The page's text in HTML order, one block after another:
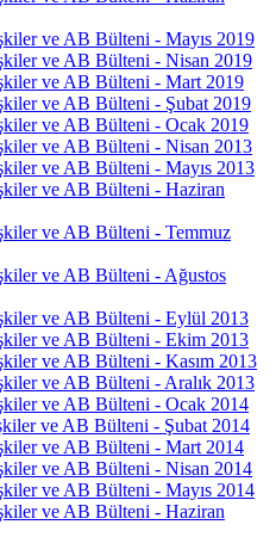
ve AB Bülteni - Mayıs 2019
ve AB Bülteni - Nisan 2019
ve AB Bülteni - Mart 2019
ve AB Bülteni - Şubat 2019
ve AB Bülteni - Ocak 2019
ve AB Bülteni - Nisan 2013
ve AB Bülteni - Mayıs 2013
ve AB Bülteni - Haziran
ve AB Bülteni - Temmuz
ve AB Bülteni - Ağustos
ve AB Bülteni - Eylül 2013
ve AB Bülteni - Ekim 2013
ve AB Bülteni - Kasım 2013
ve AB Bülteni - Aralık 2013
ve AB Bülteni - Ocak 2014
ve AB Bülteni - Şubat 2014
ve AB Bülteni - Mart 2014
ve AB Bülteni - Nisan 2014
ve AB Bülteni - Mayıs 2014
ve AB Bülteni - Haziran